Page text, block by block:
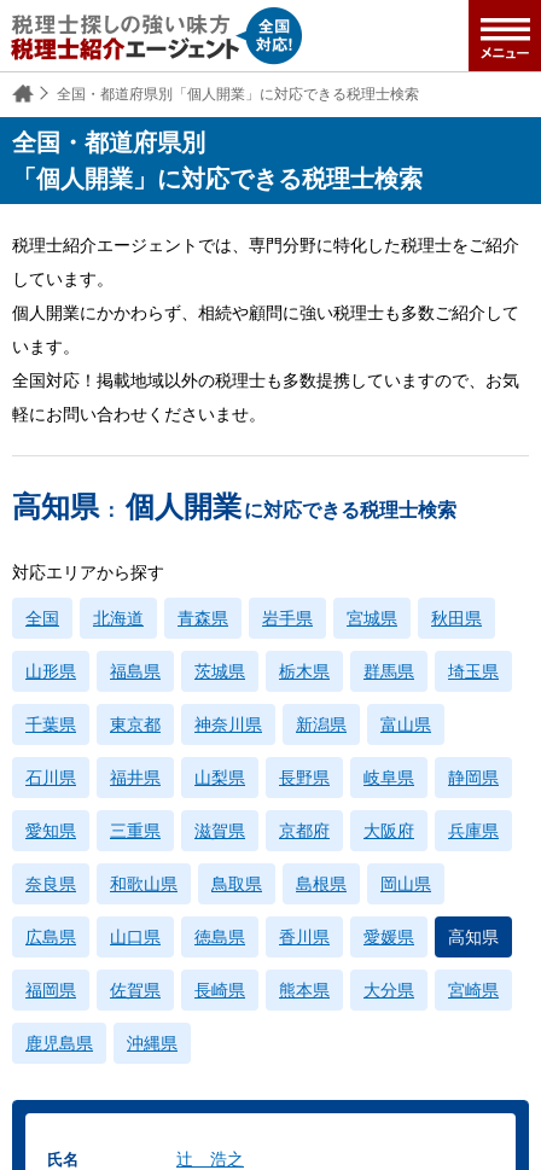
全国・都道府県別「個人開業」に対応できる税理士検索
全国・都道府県別
「個人開業」に対応できる税理士検索
税理士紹介エージェントでは、専門分野に特化した税理士をご紹介
しています。
個人開業にかかわらず、相続や顧問に強い税理士も多数ご紹介して
います。
全国対応！掲載地域以外の税理士も多数提携していますので、お気
軽にお問い合わせくださいませ。
高知県 ：個人開業に対応できる税理士検索
対応エリアから探す
全国 北海道 青森県 岩手県 宮城県 秋田県
山形県 福島県 茨城県 栃木県 群馬県 埼玉県
千葉県 東京都 神奈川県 新潟県 富山県
石川県 福井県 山梨県 長野県 岐阜県 静岡県
愛知県 三重県 滋賀県 京都府 大阪府 兵庫県
奈良県 和歌山県 鳥取県 島根県 岡山県
広島県 山口県 徳島県 香川県 愛媛県 高知県
福岡県 佐賀県 長崎県 熊本県 大分県 宮崎県
鹿児島県 沖縄県
氏名 辻 浩之